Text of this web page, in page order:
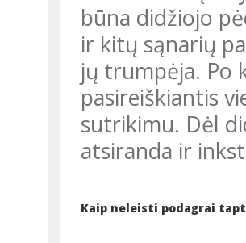
būna didžiojo
ir kitų sąnarių
jų trumpėja. Po
pasireiškiantis
sutrikimu. Dėl
atsiranda ir
Kaip neleisti podagrai